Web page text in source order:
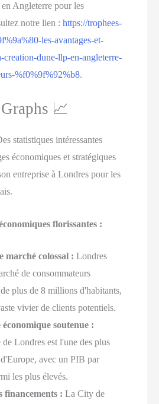
Angleterre pour les
notre lien :https://trophees-
les-avantages-et-
creation-dune-llp-en-angleterre-
%f0%9f%92%b8.
📈
statistiques intéressantes
économiques et stratégiques
entreprise à Londres pour les
florissantes :
marché colossal : Londres
de consommateurs
plus de 8 millions d'habitants,
vivier de clients potentiels.
économique soutenue :
Londres est l'une des plus
avec un PIB par
les plus élevés.
financements : La City de